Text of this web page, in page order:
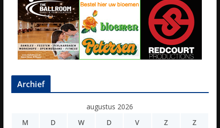
Archief
augustus 2026
M
D W D V Z Z